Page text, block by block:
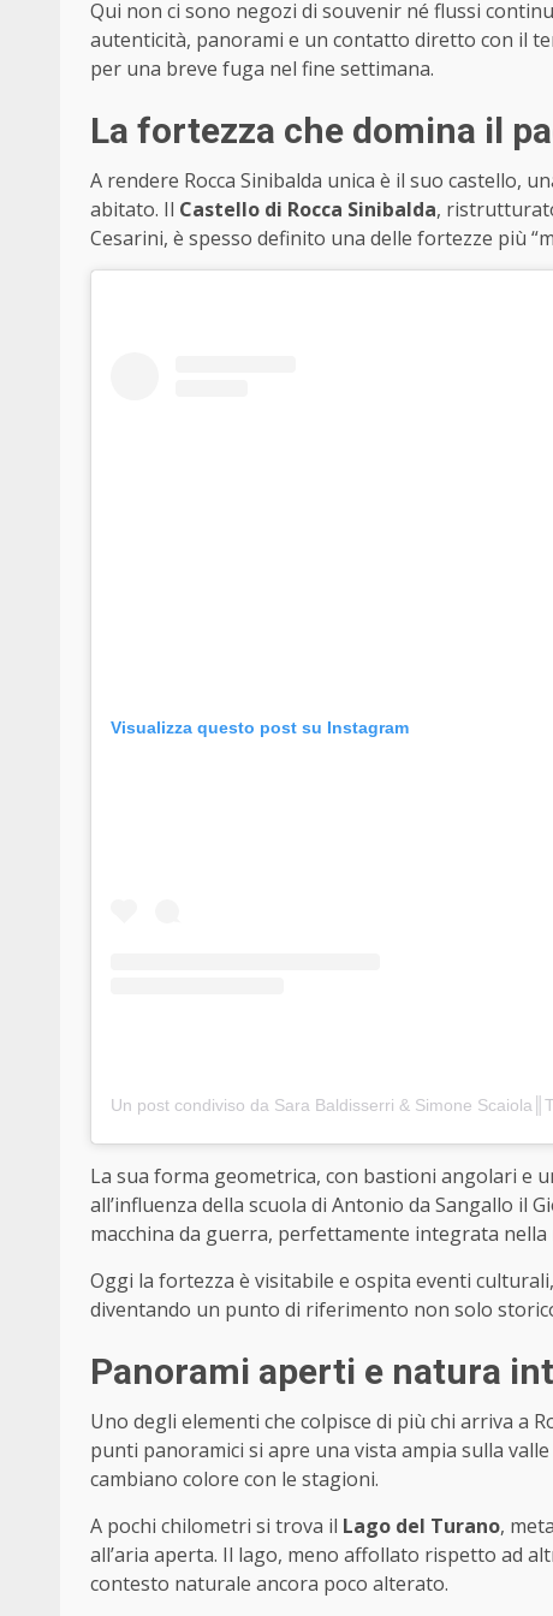
Qui non ci sono negozi di souvenir né flussi
autenticità, panorami e un contatto diretto con il
per una breve fuga nel fine settimana.
La fortezza che domina il
A rendere Rocca Sinibalda unica è il suo castello,
abitato. Il Castello di Rocca Sinibalda,
Cesarini, è spesso definito una delle fortezze più
Visualizza questo post su Instagram
Un post condiviso da Sara Baldisserri & Simone
La sua forma geometrica, con bastioni angolari e
all’influenza della scuola di Antonio da Sangallo il
macchina da guerra, perfettamente integrata nella
Oggi la fortezza è visitabile e ospita eventi
diventando un punto di riferimento non solo
Panorami aperti e natura
Uno degli elementi che colpisce di più chi arriva a
punti panoramici si apre una vista ampia sulla
cambiano colore con le stagioni.
A pochi chilometri si trova il Lago del Turano,
all’aria aperta. Il lago, meno affollato rispetto ad
contesto naturale ancora poco alterato.